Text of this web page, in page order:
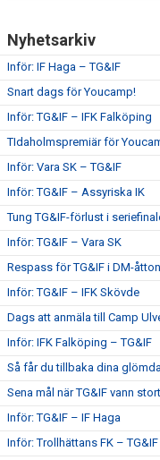
PLANSCHEMA
Nyhetsarkiv
Inför: IF Haga – TG&IF
Snart dags för Youcamp!
Inför: TG&IF – IFK Falköping
TIdaholmspremiär för
Inför: Vara SK – TG&IF
Inför: TG&IF – Assyriska IK
Tung TG&IF-förlust i
Inför: TG&IF – Vara SK
Respass för TG&IF i DM-
Inför: TG&IF – IFK Skövde
Dags att anmäla till Camp
Inför: IFK Falköping – TG&IF
Så får du tillbaka dina
Sena mål när TG&IF vann stort
Inför: TG&IF – IF Haga
Inför: Trollhättans FK – TG&IF